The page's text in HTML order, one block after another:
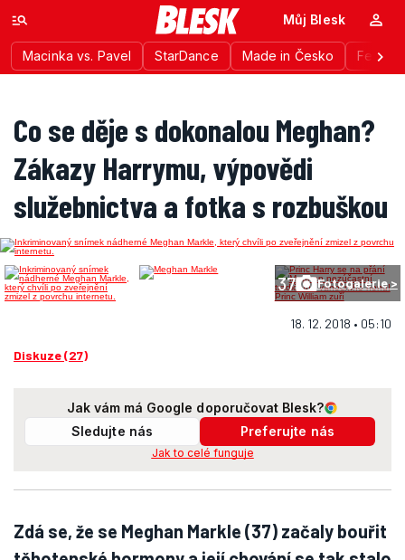
Macinka vs. Pavel StarDance Made in Česko
Můj Blesk
Co se děje s dokonalou Meghan?
Zákazy Harrymu, výpovědi
služebnictva a fotka s rozbuškou
37 Fotogalerie >
18. 12. 2018 • 05:10
Diskuze (27)
Jak vám má Google doporučovat Blesk?
Sledujte nás
Preferujte nás
Jak to celé funguje
Zdá se, že se Meghan Markle (37) začaly bouřit